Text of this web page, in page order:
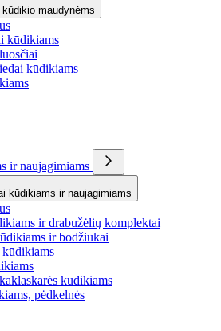
kūdikio maudynėms
kūdikiams
kūdikiams
ir naujagimiams
kūdikiams ir naujagimiams
ir drabužėlių komplektai
ir bodžiukai
kūdikiams
pėdkelnės